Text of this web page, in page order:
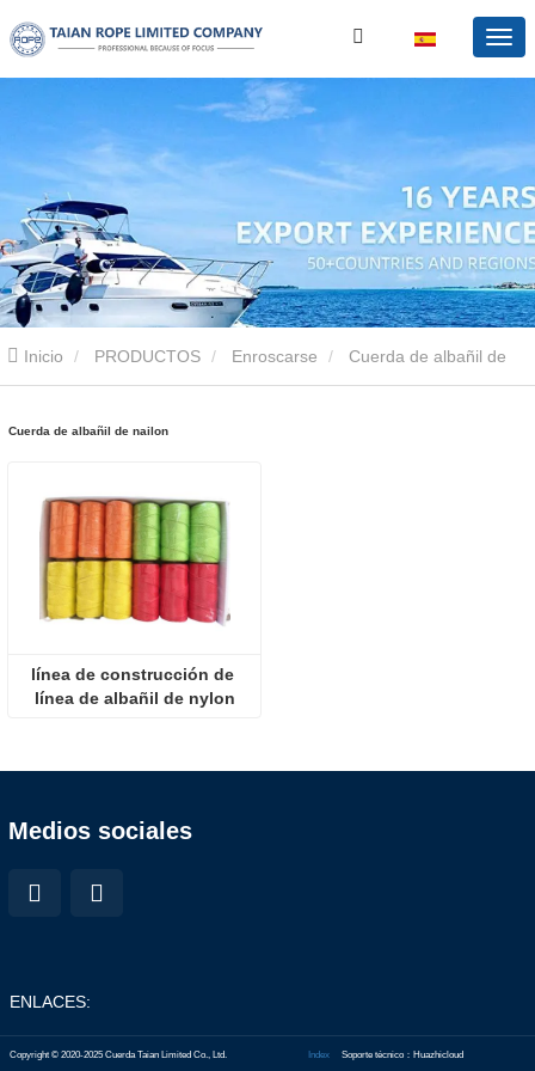
Inicio PRODUCTOS Enroscarse
Cuerda de albañil de nailon
línea de construcción de
línea de albañil de nylon
Medios sociales
ENLACES:
Copyright © 2020-2025 Cuerda Taian Limited Co., Ltd. Soporte técnico：Huazhicloud
Index